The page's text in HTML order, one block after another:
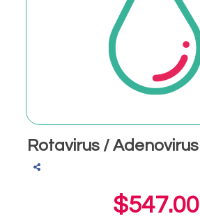
Rotavirus / Adenovirus
$547.00